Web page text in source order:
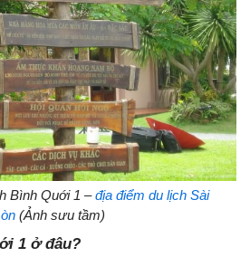
Bình Quới 1 –địa điểm du lịch Sài
(Ảnh sưu tầm)
1 ở đâu?